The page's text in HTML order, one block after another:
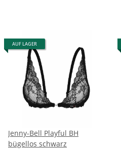
AUF LAGER
Jenny-Bell Playful BH
bügellos schwarz